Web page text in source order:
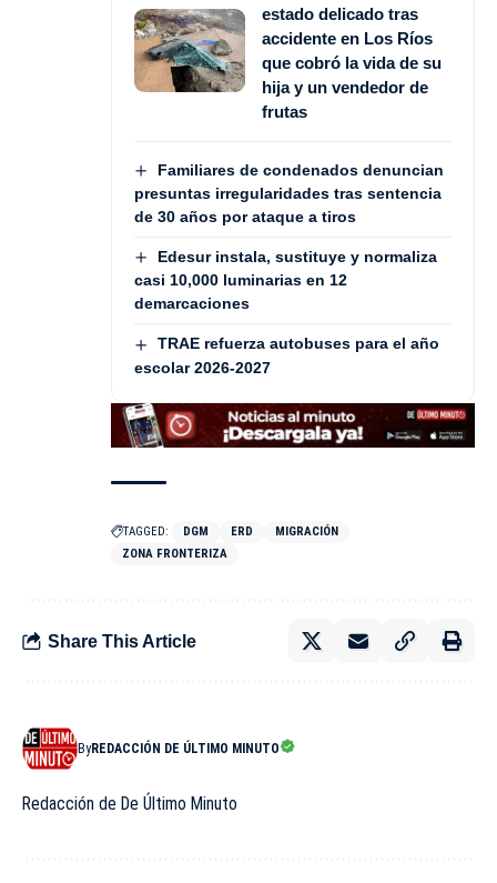
estado delicado tras
accidente en Los Ríos
que cobró la vida de su
hija y un vendedor de
frutas
Familiares de condenados denuncian
presuntas irregularidades tras sentencia
de 30 años por ataque a tiros
Edesur instala, sustituye y normaliza
casi 10,000 luminarias en 12
demarcaciones
TRAE refuerza autobuses para el año
escolar 2026-2027
TAGGED: DGM ERD
MIGRACIÓN
ZONA FRONTERIZA
Share This Article
ByREDACCIÓN DE ÚLTIMO MINUTO
Redacción de De Último Minuto